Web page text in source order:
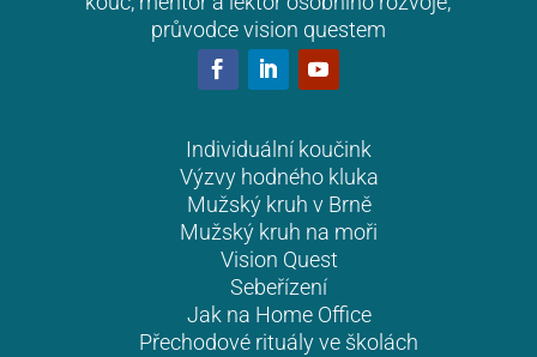
Komunikace a ochrana hranic – 3. 6.
Zní to jasně — ale v praxi naráží na něco
chránit, musíme vědět, kde vlastně jsou. A to
není jednoduché. Uvnitř nás totiž nesídlí jedna
hodnota, ale mnoho…
průvodce vision questem
Individuální koučink
Výzvy hodného kluka
Mužský kruh v Brně
Mužský kruh na moři
Vision Quest
Sebeřízení
Jak na Home Office
Přechodové rituály ve školách